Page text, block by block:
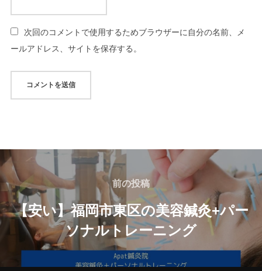
次回のコメントで使用するためブラウザーに自分の名前、メ
ールアドレス、サイトを保存する。
投
稿
ナ
前
の
投
稿
前の投稿
【安い】福岡市東区の美容鍼灸+パー
ソナルトレーニング